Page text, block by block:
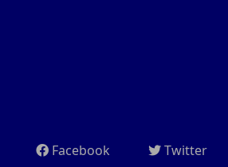
Facebook Twitter